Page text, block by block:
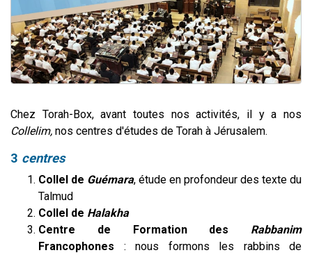
Chez Torah-Box, avant toutes nos activités, il y a nos
Collelim, nos centres d'études de Torah à Jérusalem.
3 centres
Collel de Guémara, étude en profondeur des texte du
Talmud
Collel de Halakha
Centre de Formation des Rabbanim
Francophones : nous formons les rabbins de